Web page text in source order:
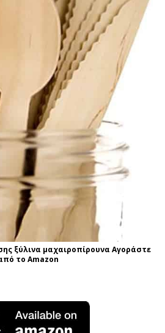
ξύλινα μαχαιροπίρουνα Αγοράστε
το Amazon